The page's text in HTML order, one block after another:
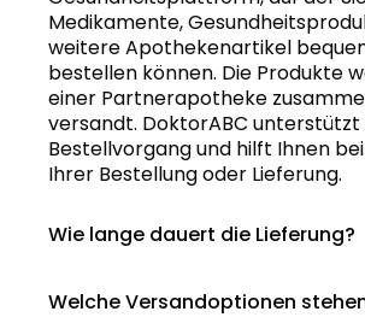
Medikamente,
weitere Apothekenartikel
bestellen können. Die Produkte
einer Partnerapotheke
versandt. DoktorABC unterstützt
Bestellvorgang und hilft Ihnen
Ihrer Bestellung oder Lieferung.
Wie lange dauert die Lieferung?
Welche Versandoptionen